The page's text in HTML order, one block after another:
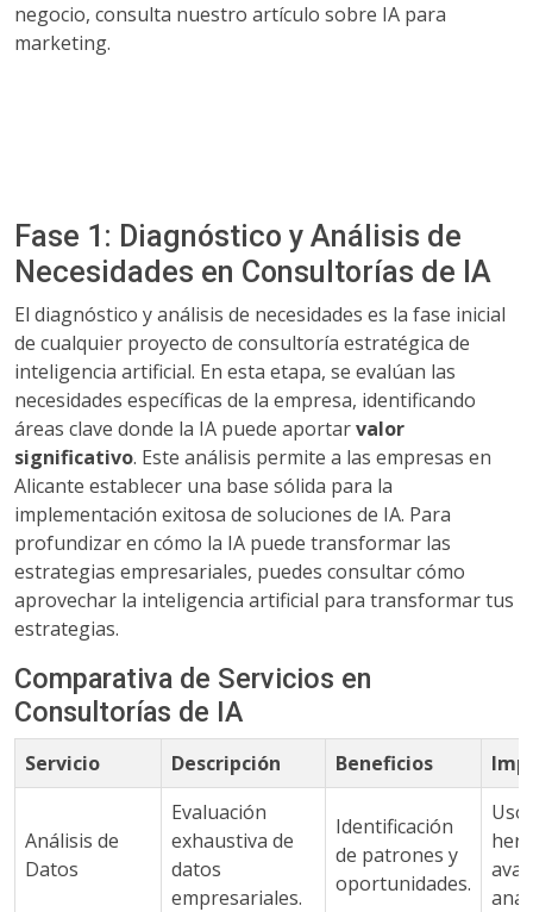
negocio, consulta nuestro artículo sobre IA para
marketing.
Fase 1: Diagnóstico y Análisis de
Necesidades en Consultorías de IA
El diagnóstico y análisis de necesidades es la fase inicial
de cualquier proyecto de consultoría estratégica de
inteligencia artificial. En esta etapa, se evalúan las
necesidades específicas de la empresa, identificando
áreas clave donde la IA puede aportarvalor
significativo. Este análisis permite a las empresas en
Alicante establecer una base sólida para la
implementación exitosa de soluciones de IA. Para
profundizar en cómo la IA puede transformar las
estrategias empresariales, puedes consultar cómo
aprovechar la inteligencia artificial para transformar tus
estrategias.
Comparativa de Servicios en
Consultorías de IA
Servicio Descripción Beneficios
Análisis de
Datos
Evaluación
exhaustiva de
datos
empresariales.
Identificación
de patrones y
oportunidades.
Uso